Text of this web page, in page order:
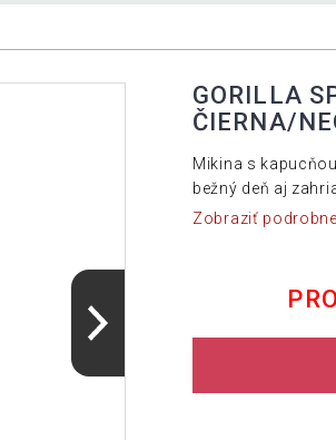
GORILLA
ČIERNA/
Mikina s
bežný deň aj
Zobraziť